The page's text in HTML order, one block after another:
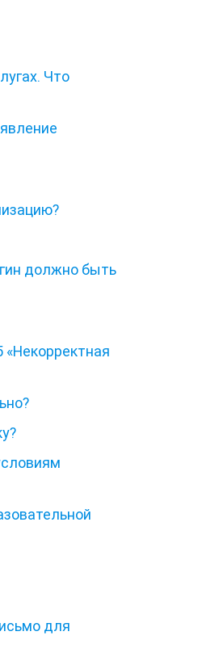
Что
должно быть
для